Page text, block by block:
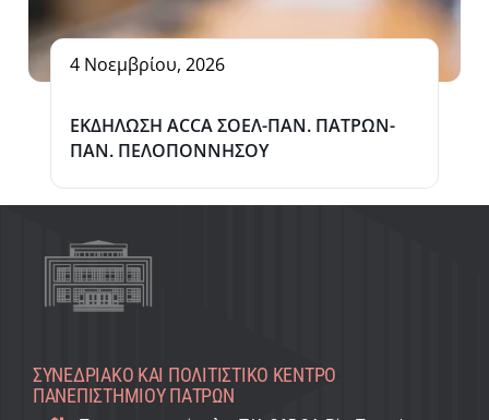
4 Νοεμβρίου, 2026
ΕΚΔΗΛΩΣΗ ΑCCA ΣΟΕΛ-ΠΑΝ. ΠΑΤΡΩΝ-
ΠΑΝ. ΠΕΛΟΠΟΝΝΗΣΟΥ
ΣΥΝΕΔΡΙΑΚΌ ΚΑΙ ΠΟΛΙΤΙΣΤΙΚΌ KΈΝΤΡΟ
ΠΑΝΕΠΙΣΤΗΜΊΟΥ ΠΑΤΡΏΝ